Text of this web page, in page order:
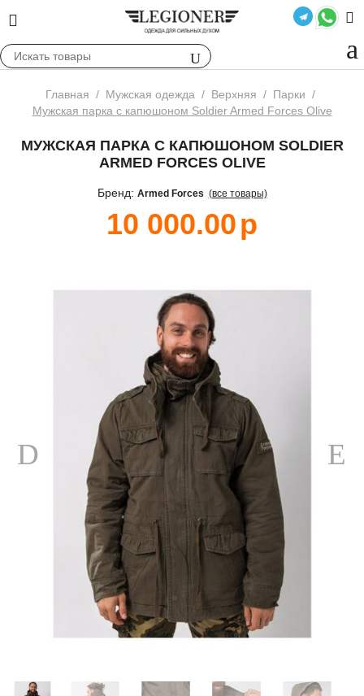
Главная / Мужская одежда / Верхняя / Парки /
Мужская парка c капюшоном Soldier Armed Forces Olive
МУЖСКАЯ ПАРКА C КАПЮШОНОМ SOLDIER
ARMED FORCES OLIVE
Бренд: Armed Forces (все товары)
10 000.00р